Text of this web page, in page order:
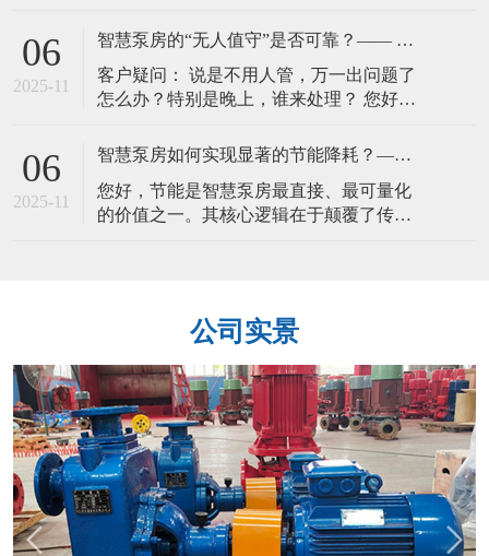
项目的成本，不能只看“建设成
本”（CAPEX），更应关注其“全生命周期
成本”（LCC），即从购置、安装、运营、
维护到报废的总费用。智慧泵房的价值，
06
2025-11
智慧泵房的“无人值守”是否可靠？—— 详解安全保障与应急机制
客户疑问： 说是不用人管，万一出问题了
怎么办？特别是晚上，谁来处理？ 您好，
题。“无人值守”并非“无人管理”，而是通过
制，将人的干预从“现场看守”转变为 “远程
监管与应急调度” ，其可靠性远高于依赖人
06
2025-11
智慧泵房如何实现显著的节能降耗？—— 剖析“按需供给”的节能逻辑
您好，节能是智慧泵房最直接、最可量化
的价值之一。其核心逻辑在于颠覆了传
原理，水泵的功耗与转速的三次方成正比
公司实景